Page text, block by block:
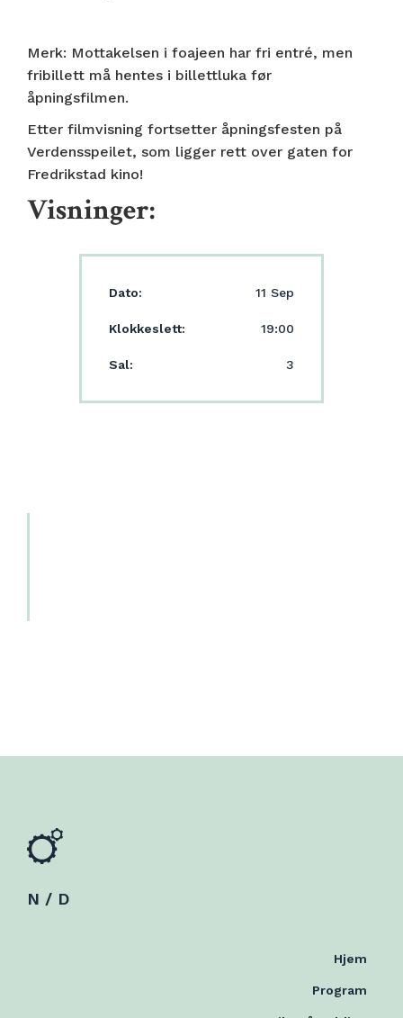
Merk: Mottakelsen i foajeen har fri entré, men
fribillett må hentes i billettluka før
åpningsfilmen.
Etter filmvisning fortsetter åpningsfesten på
Verdensspeilet, som ligger rett over gaten for
Fredrikstad kino!
Visninger:
Dato: 11 Sep
Klokkeslett: 19:00
Sal: 3
N / D
Hjem
Program